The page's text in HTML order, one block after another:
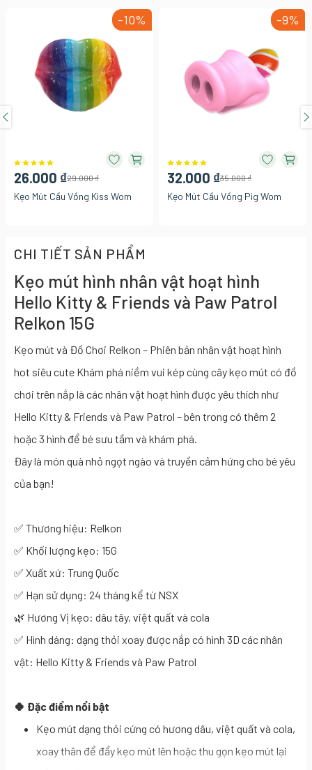
-10%
26.000 ₫29.000 ₫
Kẹo Mút Cầu Vồng Kiss Wom
-9%
32.000 ₫35.000 ₫
Kẹo Mút Cầu Vồng Pig Wom
CHI TIẾT SẢN PHẨM
Kẹo mút hình nhân vật hoạt hình
Hello Kitty & Friends và Paw Patrol
Relkon 15G
Kẹo mút và Đồ Chơi Relkon – Phiên bản nhân vật hoạt hình
hot siêu cute Khám phá niềm vui kép cùng cây kẹo mút có đồ
chơi trên nắp là các nhân vật hoạt hình được yêu thích như
Hello Kitty & Friends và Paw Patrol – bên trong có thêm 2
hoặc 3 hình để bé sưu tầm và khám phá.
Đây là món quà nhỏ ngọt ngào và truyền cảm hứng cho bé yêu
của bạn!
✅ Thương hiệu: Relkon
✅ Khối lượng kẹo: 15G
✅ Xuất xứ: Trung Quốc
✅ Hạn sử dụng: 24 tháng kể từ NSX
🌿 Hương Vị kẹo: dâu tây, việt quất và cola
✅ Hình dáng: dạng thỏi xoay được nắp có hình 3D các nhân
vật: Hello Kitty & Friends và Paw Patrol
🍀 Đặc điểm nổi bật
Kẹo mút dạng thỏi cứng có hương dâu, việt quất và cola,
xoay thân để đẩy kẹo mút lên hoặc thu gọn kẹo mút lại